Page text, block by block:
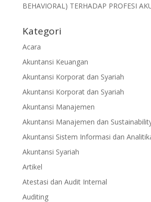
BEHAVIORAL) TERHADAP PROFESI
Kategori
Acara
Akuntansi Keuangan
Akuntansi Korporat dan Syariah
Akuntansi Korporat dan Syariah
Akuntansi Manajemen
Akuntansi Manajemen dan
Akuntansi Sistem Informasi dan
Akuntansi Syariah
Artikel
Atestasi dan Audit Internal
Auditing